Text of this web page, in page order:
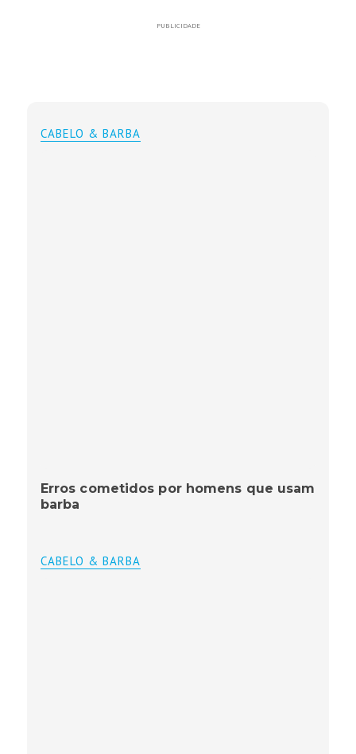
PUBLICIDADE
CABELO & BARBA
Erros cometidos por homens que usam
barba
CABELO & BARBA